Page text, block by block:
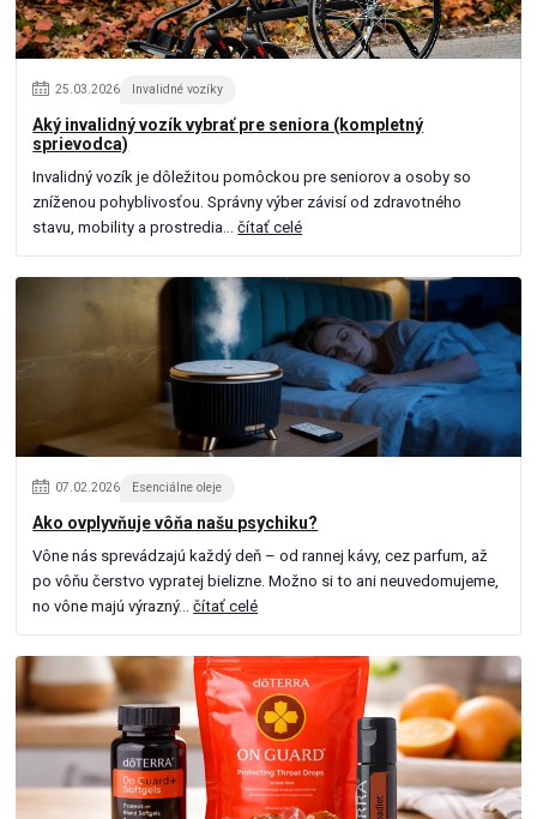
25.03.2026 Invalidné vozíky
Aký invalidný vozík vybrať pre seniora (kompletný
sprievodca)
Invalidný vozík je dôležitou pomôckou pre seniorov a osoby so
zníženou pohyblivosťou. Správny výber závisí od zdravotného
stavu, mobility a prostredia...čítať celé
07.02.2026 Esenciálne oleje
Ako ovplyvňuje vôňa našu psychiku?
Vône nás sprevádzajú každý deň – od rannej kávy, cez parfum, až
po vôňu čerstvo vypratej bielizne. Možno si to ani neuvedomujeme,
no vône majú výrazný...čítať celé